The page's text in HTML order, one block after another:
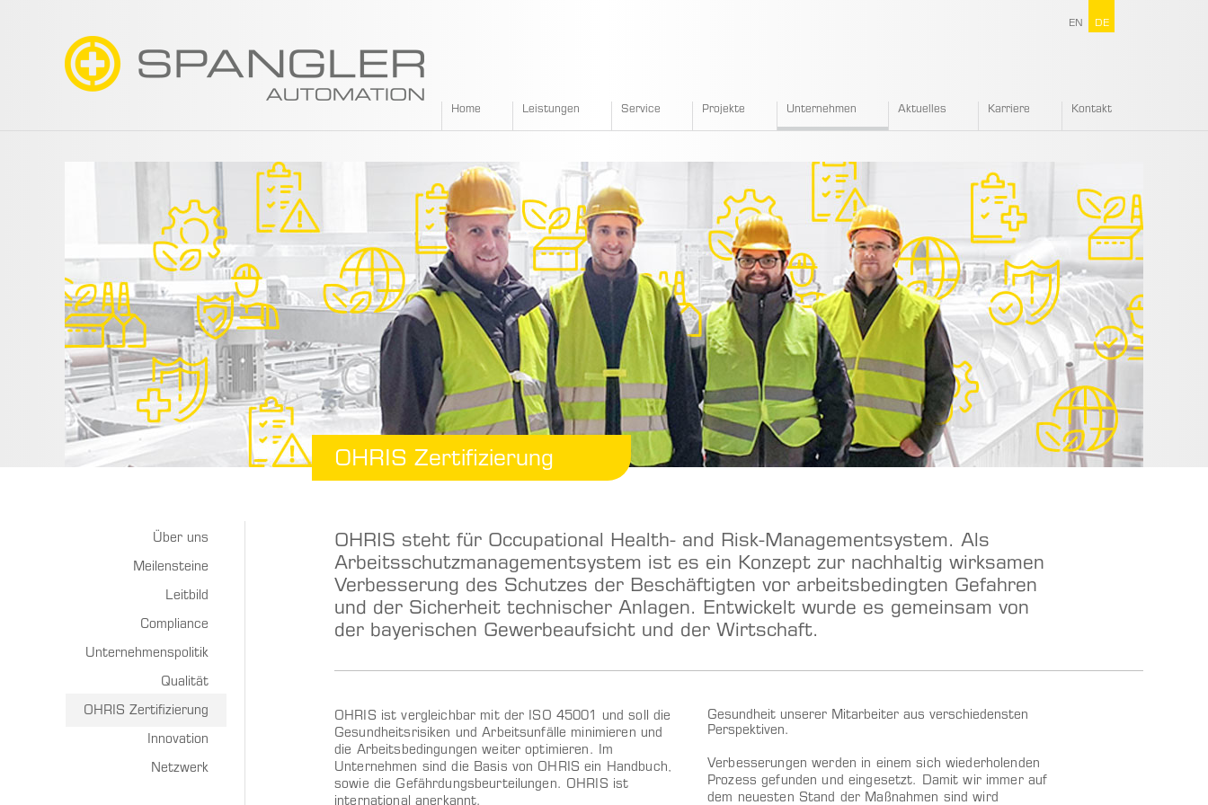
SPANGLER
Home Leistungen Service Projekte Unternehmen Aktuelles Karriere Kontakt
OHRIS Zertifizierung
Über uns
Meilensteine
Leitbild
Compliance
Unternehmenspolitik
Qualität
OHRIS Zertifizierung
Innovation
Netzwerk
OHRIS steht für Occupational Health- and Risk-Managementsystem. Als
Arbeitsschutzmanagementsystem ist es ein Konzept zur nachhaltig wirksamen
Verbesserung des Schutzes der Beschäftigten vor arbeitsbedingten Gefahren
und der Sicherheit technischer Anlagen. Entwickelt wurde es gemeinsam von
der bayerischen Gewerbeaufsicht und der Wirtschaft.
OHRIS ist vergleichbar mit der ISO 45001 und soll die
Gesundheitsrisiken und Arbeitsunfälle minimieren und
die Arbeitsbedingungen weiter optimieren. Im
Unternehmen sind die Basis von OHRIS ein Handbuch,
sowie die Gefährdungsbeurteilungen. OHRIS ist
international anerkannt.
Gesundheit unserer Mitarbeiter aus verschiedensten
Perspektiven.
Verbesserungen werden in einem sich wiederholenden
Prozess gefunden und eingesetzt. Damit wir immer auf
dem neuesten Stand der Maßnahmen sind wird
EN DE